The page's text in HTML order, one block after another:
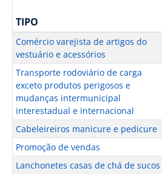
TIPO
Comércio varejista de artigos do
vestuário e acessórios
Transporte rodoviário de carga
exceto produtos perigosos e
mudanças intermunicipal
interestadual e internacional
Cabeleireiros manicure e pedicure
Promoção de vendas
Lanchonetes casas de chá de sucos